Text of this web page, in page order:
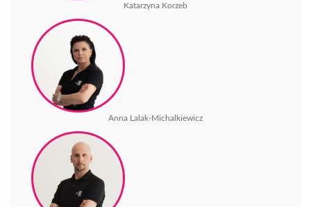
Katarzyna Korzeb
Anna Lalak-Michalkiewicz